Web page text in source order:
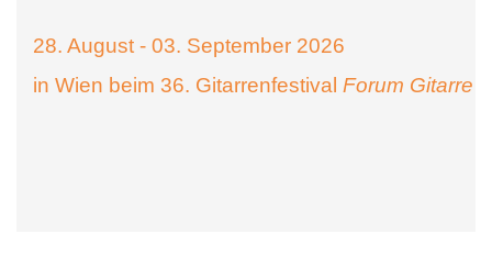
28. August - 03. September 2026
in Wien beim 36. Gitarrenfestival Forum Gitarre